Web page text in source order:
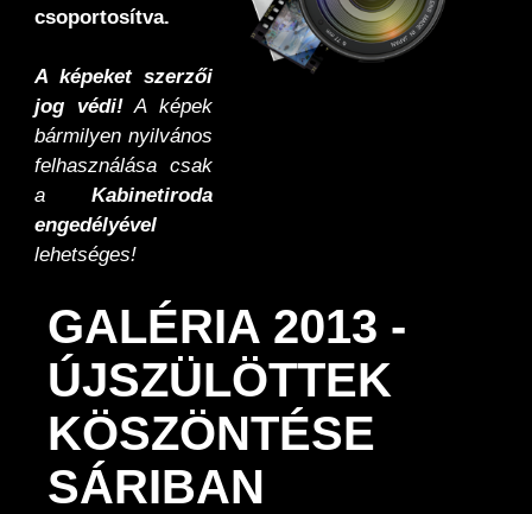
csoportosítva.
A képeket szerzői
jog védi!A képek
bármilyen nyilvános
felhasználása csak
a Kabinetiroda
engedélyével
lehetséges!
GALÉRIA 2013 -
ÚJSZÜLÖTTEK
KÖSZÖNTÉSE
SÁRIBAN